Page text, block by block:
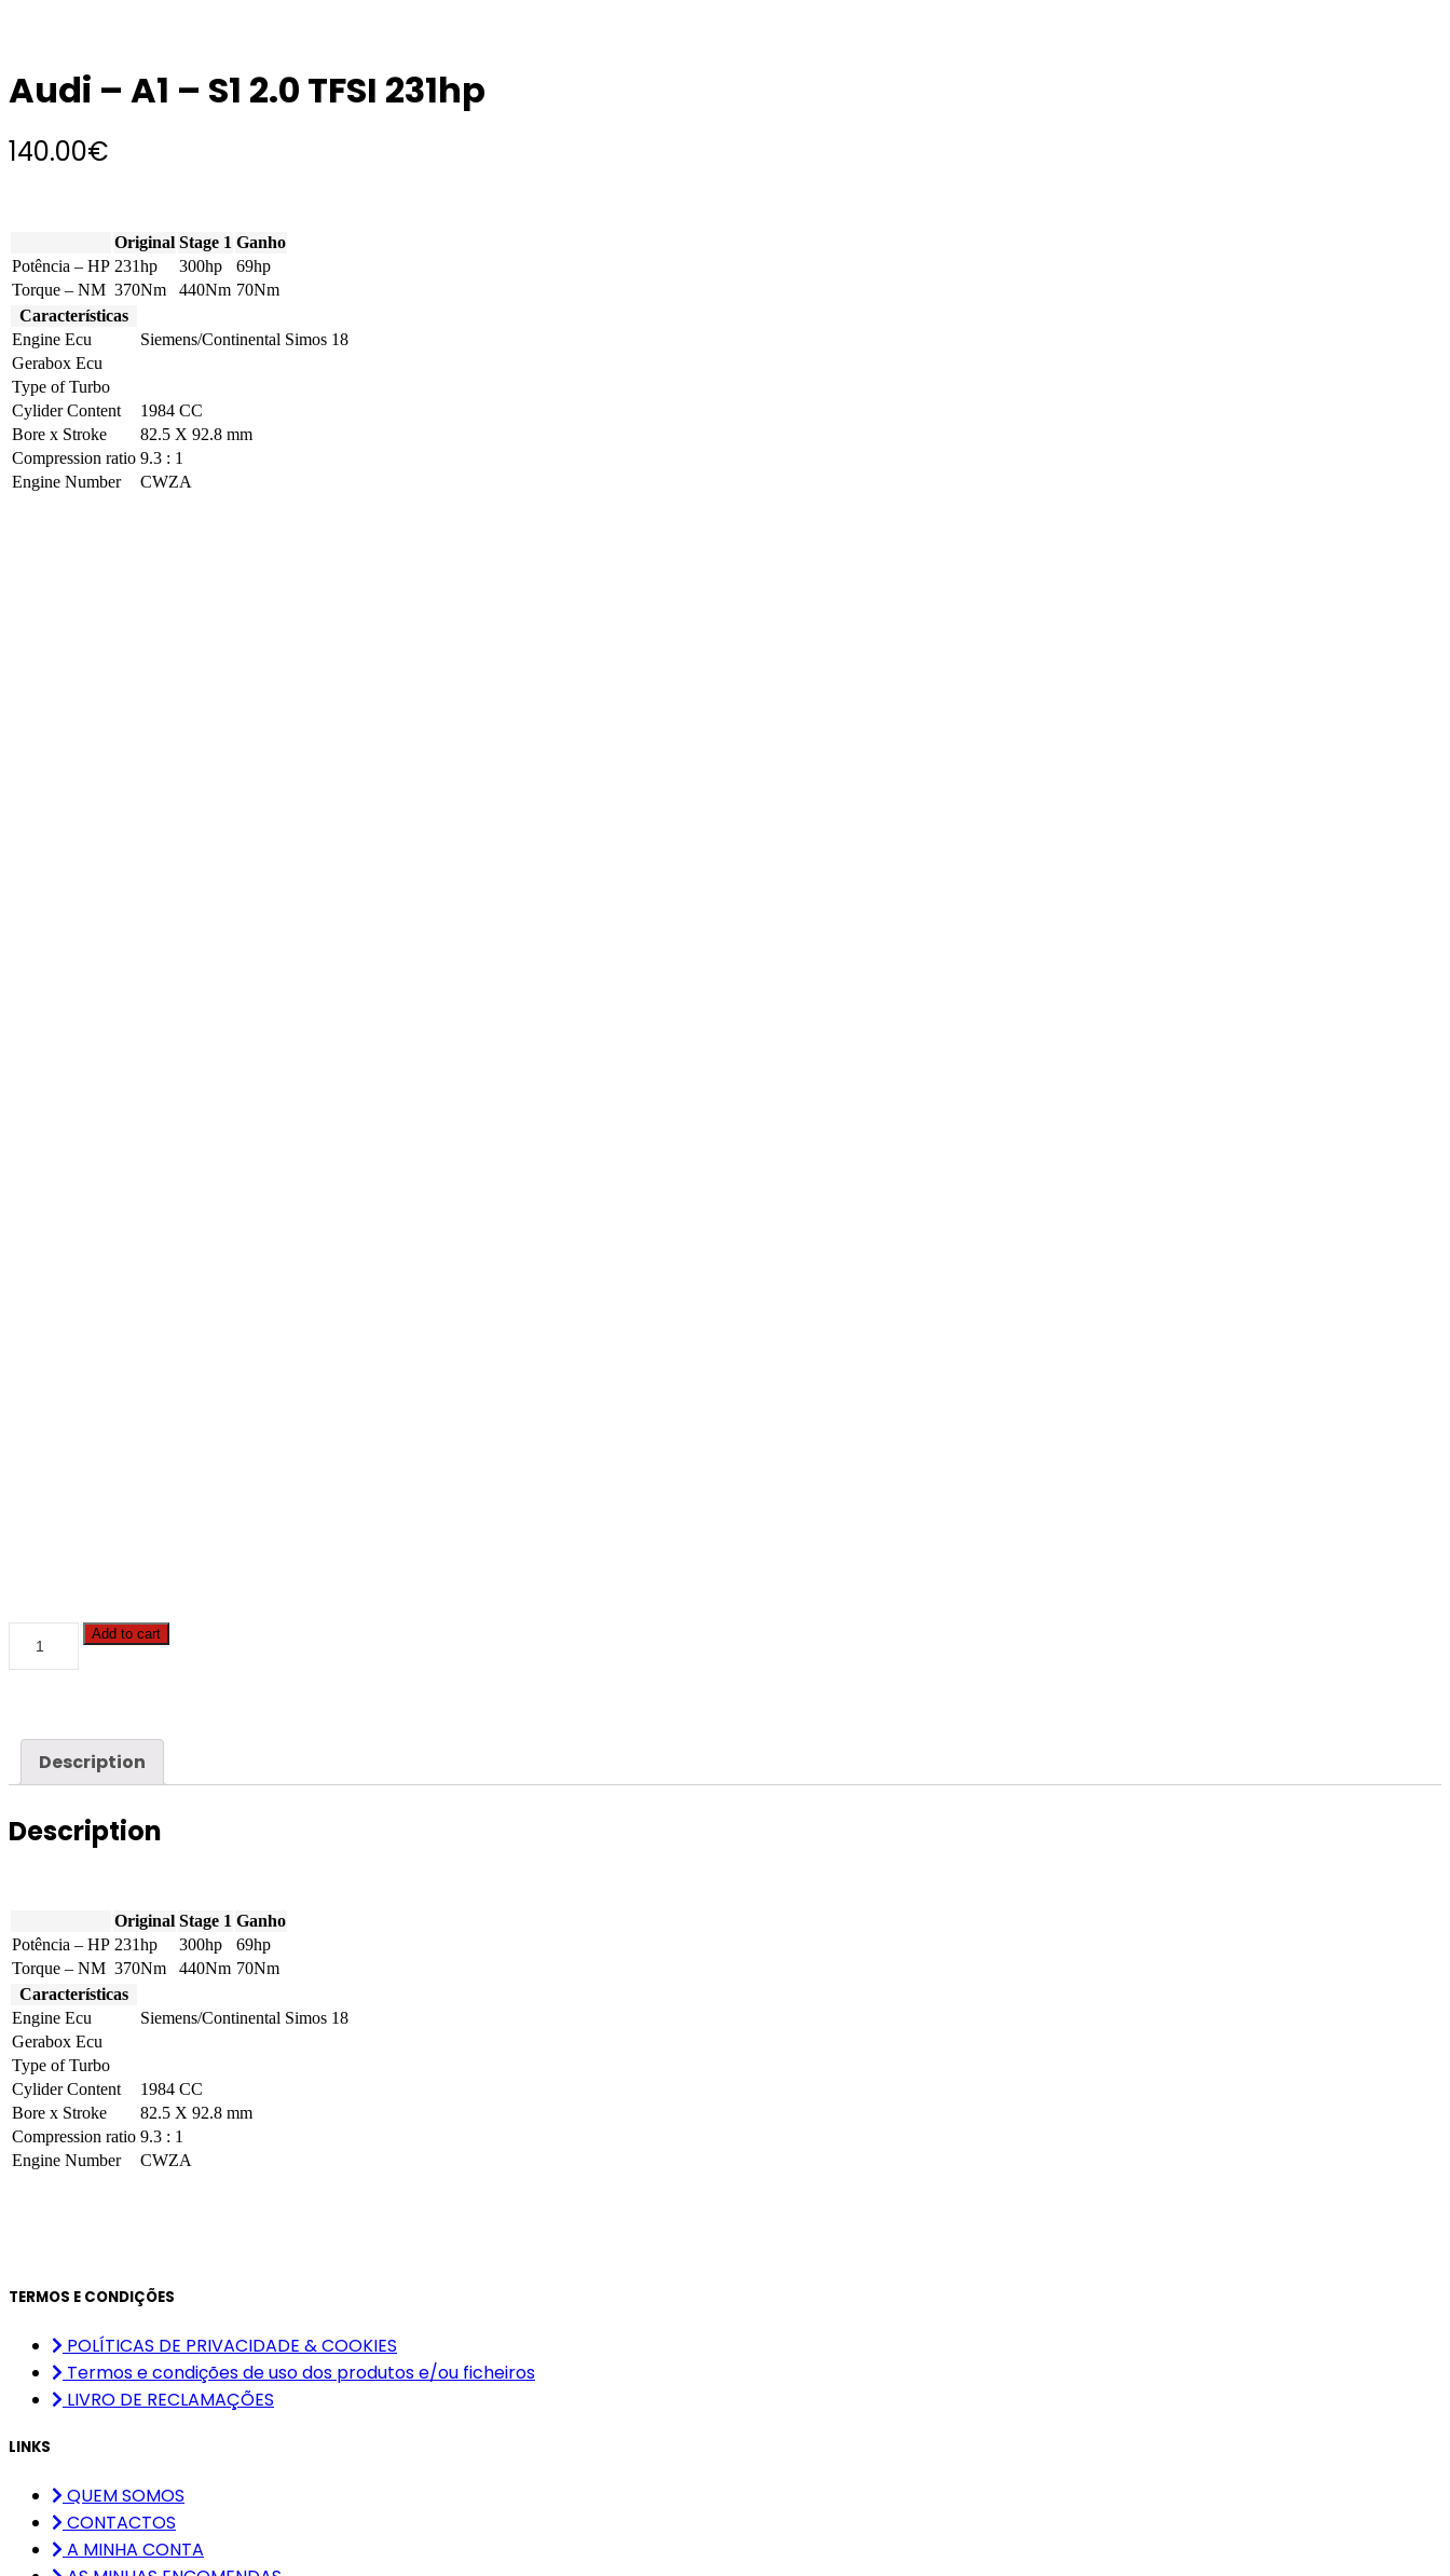
Audi – A1 – S1 2.0 TFSI 231hp
140.00€
Original Stage 1 Ganho
Potência – HP 231hp 300hp
69hp
Torque – NM 370Nm 440Nm 70Nm
Características
Engine Ecu
Siemens/Continental Simos 18
Gerabox Ecu
Type of Turbo
Cylider Content
1984 CC
Bore x Stroke
82.5 X 92.8 mm
Compression ratio 9.3 : 1
Engine Number
CWZA
A1
TFSI
231hp
quantity
Add to cart
Description
Description
Original Stage 1 Ganho
Potência – HP 231hp 300hp
69hp
Torque – NM 370Nm 440Nm 70Nm
Características
Engine Ecu
Siemens/Continental Simos 18
Gerabox Ecu
Type of Turbo
Cylider Content
1984 CC
Bore x Stroke
82.5 X 92.8 mm
Compression ratio 9.3 : 1
Engine Number
CWZA
TERMOS E CONDIÇÕES
POLÍTICAS DE PRIVACIDADE & COOKIES
Termos e condições de uso dos produtos e/ou ficheiros
LIVRO DE RECLAMAÇÕES
LINKS
QUEM SOMOS
CONTACTOS
A MINHA CONTA